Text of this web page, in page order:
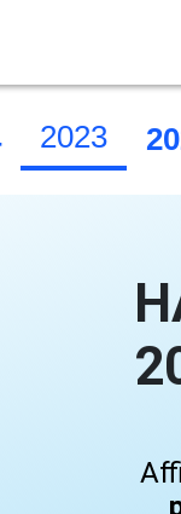
2023